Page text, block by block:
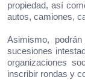
propiedad, así
autos, camiones,
Asimismo,
sucesiones
organizaciones
inscribir rondas y